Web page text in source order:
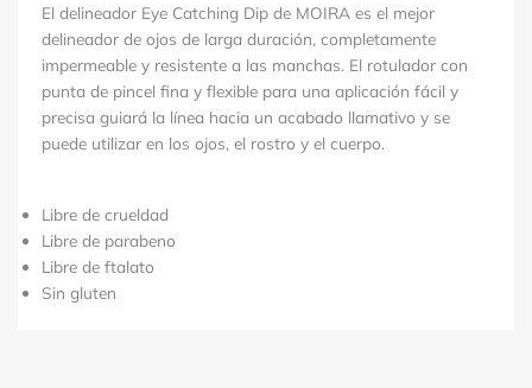
El delineador Eye Catching Dip de MOIRA es el mejor
delineador de ojos de larga duración, completamente
impermeable y resistente a las manchas. El rotulador con
punta de pincel fina y flexible para una aplicación fácil y
precisa guiará la línea hacia un acabado llamativo y se
puede utilizar en los ojos, el rostro y el cuerpo.
Libre de crueldad
Libre de parabeno
Libre de ftalato
Sin gluten